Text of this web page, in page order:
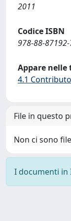
2011
Codice ISBN
978-88-87192-
Appare nelle
4.1
File in questo
Non ci sono
I documenti in